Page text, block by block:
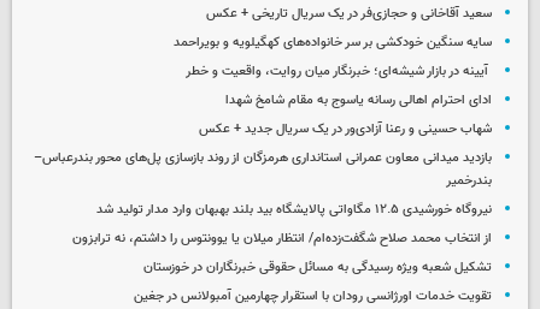
سعید آقاخانی و حجازی‌فر در یک سریال تاریخی + عکس
سایه سنگین خودکشی بر سر خانواده‌های کهگیلویه و بویراحمد
آیینه در بازار شیشه‌ای؛ خبرنگار میان روایت، واقعیت و خطر
ادای احترام اهالی رسانه یاسوج به مقام شامخ شهدا
شهاب حسینی و رعنا آزادی‌ور در یک سریال جدید + عکس
بازدید میدانی معاون عمرانی استانداری هرمزگان از روند بازسازی پل‌های محور بندرعباس–
بندرخمیر
نیروگاه خورشیدی ۱۲.۵ مگاواتی پالایشگاه بید بلند بهبهان وارد مدار تولید شد
از انتخاب محمد صلاح شگفت‌زده‌ام/ انتظار میلان یا یوونتوس را داشتم، نه ترابزون
تشکیل شعبه ویژه رسیدگی به مسائل حقوقی خبرنگاران در خوزستان
تقویت خدمات اورژانسی رودان با استقرار چهارمین آمبولانس در جغین